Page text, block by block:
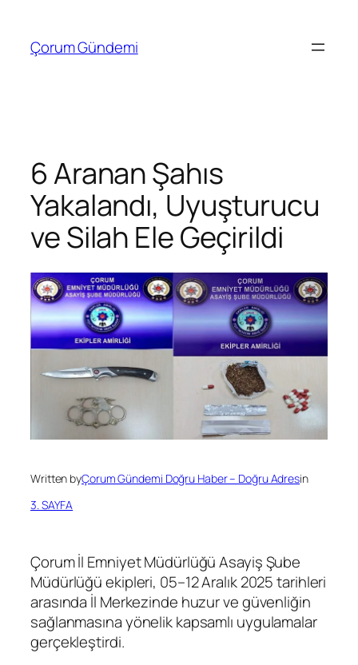
Çorum Gündemi
6 Aranan Şahıs
Yakalandı, Uyuşturucu
ve Silah Ele Geçirildi
Written byÇorum Gündemi Doğru Haber – Doğru Adresin
3. SAYFA
Çorum İl Emniyet Müdürlüğü Asayiş Şube
Müdürlüğü ekipleri, 05–12 Aralık 2025 tarihleri
arasında İl Merkezinde huzur ve güvenliğin
sağlanmasına yönelik kapsamlı uygulamalar
gerçekleştirdi.